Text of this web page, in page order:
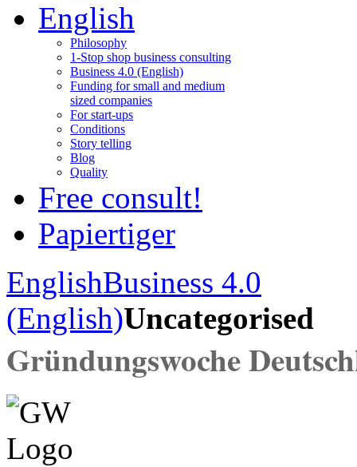
English
Philosophy
1-Stop shop business consulting
Business 4.0 (English)
Funding for small and medium
sized companies
For start-ups
Conditions
Story telling
Blog
Quality
Free consult!
Papiertiger
EnglishBusiness 4.0
(English)Uncategorised
Gründungswoche